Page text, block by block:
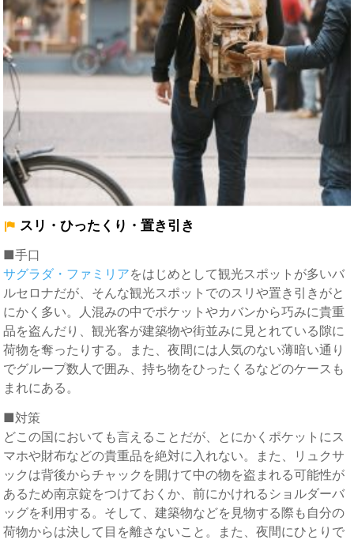
スリ・ひったくり・置き引き
■手口
サグラダ・ファミリアをはじめとして観光スポットが多いバ
ルセロナだが、そんな観光スポットでのスリや置き引きがと
にかく多い。人混みの中でポケットやカバンから巧みに貴重
品を盗んだり、観光客が建築物や街並みに見とれている隙に
荷物を奪ったりする。また、夜間には人気のない薄暗い通り
でグループ数人で囲み、持ち物をひったくるなどのケースも
まれにある。
■対策
どこの国においても言えることだが、とにかくポケットにス
マホや財布などの貴重品を絶対に入れない。また、リュクサ
ックは背後からチャックを開けて中の物を盗まれる可能性が
あるため南京錠をつけておくか、前にかけれるショルダーバ
ッグを利用する。そして、建築物などを見物する際も自分の
荷物からは決して目を離さないこと。また、夜間にひとりで